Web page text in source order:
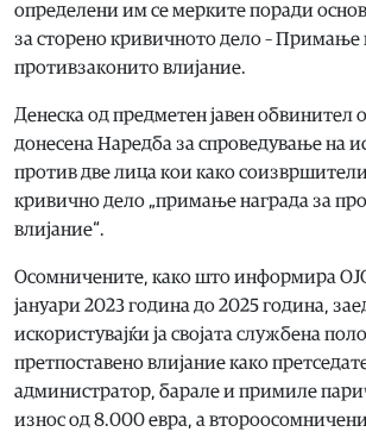
определени им се мерките поради
за сторено кривичното дело – Примање
противзаконито влијание.
Денеска од предметен јавен
донесена Наредба за спроведување на
против две лица кои како
кривично дело „примање награда за
влијание“.
Осомничените, како што информира
јануари 2023 година до 2025 година,
искористувајќи ја својата службена
претпоставено влијание како
администратор, барале и примиле
износ од 8.000 евра, а